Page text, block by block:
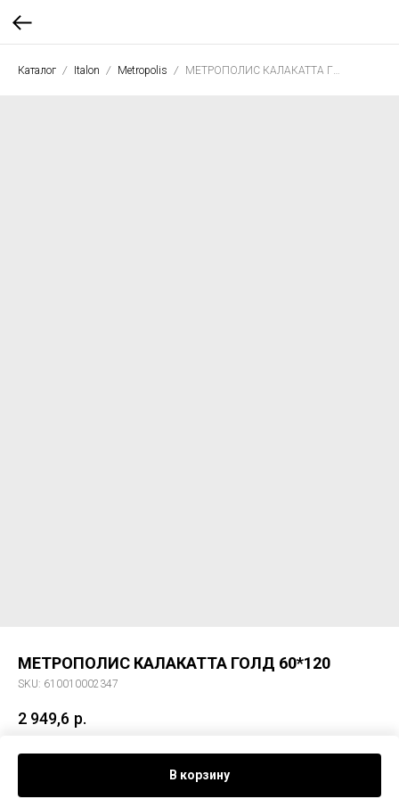
Каталог Italon Metropolis
МЕТРОПОЛИС КАЛАКАТТА ГОЛД 60*120
SKU: 610010002347
2 949,6 р.
В корзину
Керам. гранит МЕТРОПОЛИС КАЛАКАТТА ГОЛД 60*120